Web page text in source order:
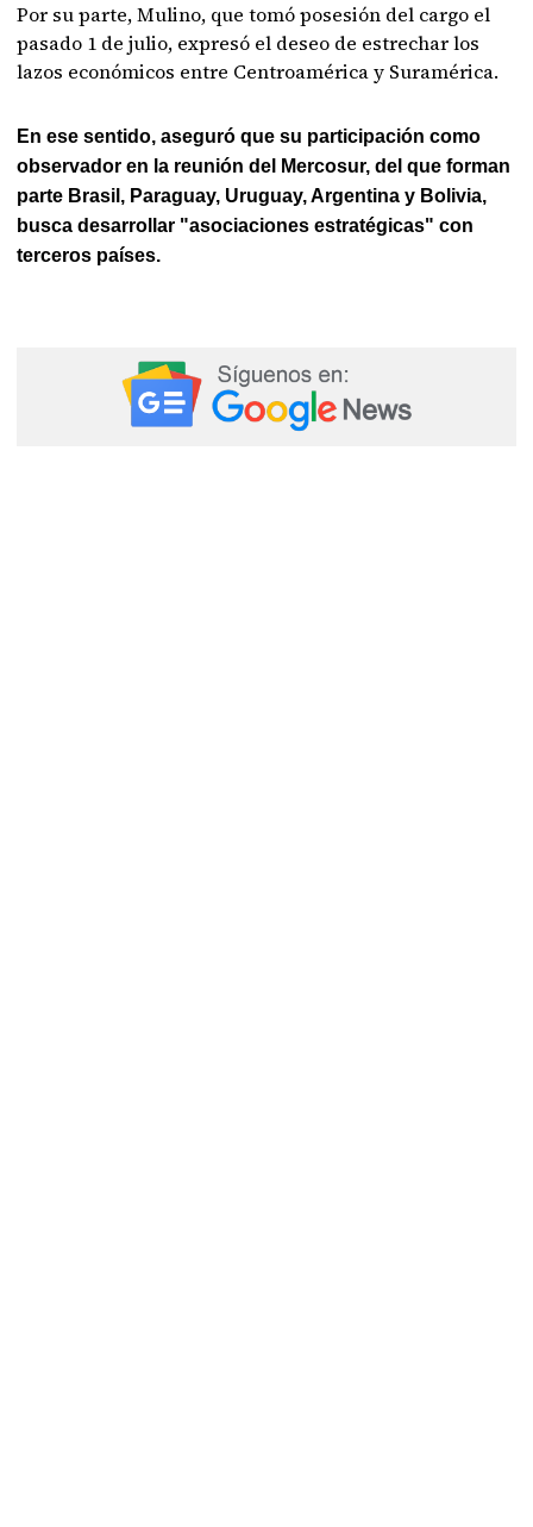
Por su parte, Mulino, que tomó posesión del cargo el
pasado 1 de julio, expresó el deseo de estrechar los
lazos económicos entre Centroamérica y Suramérica.
En ese sentido, aseguró que su participación como
observador en la reunión del Mercosur, del que forman
parte Brasil, Paraguay, Uruguay, Argentina y Bolivia,
busca desarrollar "asociaciones estratégicas" con
terceros países.